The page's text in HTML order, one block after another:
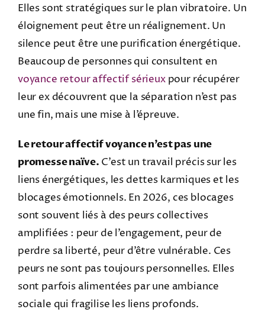
Elles sont stratégiques sur le plan vibratoire. Un
éloignement peut être un réalignement. Un
silence peut être une purification énergétique.
Beaucoup de personnes qui consultent en
voyance retour affectif sérieuxpour récupérer
leur ex découvrent que la séparation n’est pas
une fin, mais une mise à l’épreuve.
Le retour affectif voyance n’est pas une
promesse naïve. C’est un travail précis sur les
liens énergétiques, les dettes karmiques et les
blocages émotionnels. En 2026, ces blocages
sont souvent liés à des peurs collectives
amplifiées : peur de l’engagement, peur de
perdre sa liberté, peur d’être vulnérable. Ces
peurs ne sont pas toujours personnelles. Elles
sont parfois alimentées par une ambiance
sociale qui fragilise les liens profonds.